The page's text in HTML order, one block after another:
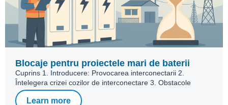
Blocaje pentru proiectele mari de baterii
Cuprins 1. Introducere: Provocarea interconectarii 2.
Întelegera crizei cozilor de interconectare 3. Obstacole
Learn more